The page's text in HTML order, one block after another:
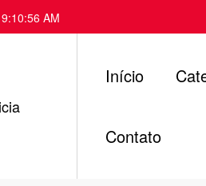
9:10:57 AM
Início
Contato